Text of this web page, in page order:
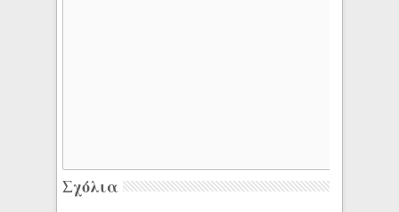
Σχόλια